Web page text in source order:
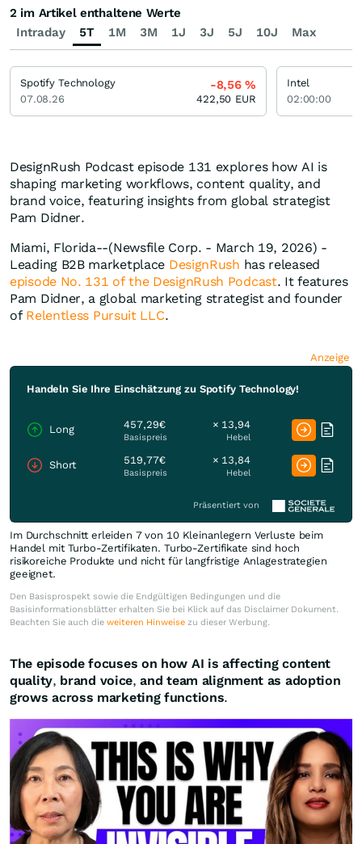
DesignRush Podcast episode 131 explores how AI is
shaping marketing workflows, content quality, and
brand voice, featuring insights from global strategist
Pam Didner.
Miami, Florida--(Newsfile Corp. - March 19, 2026) -
Leading B2B marketplace DesignRush has released
episode No. 131 of the DesignRush Podcast. It features
Pam Didner, a global marketing strategist and founder
of Relentless Pursuit LLC.
Anzeige
Handeln Sie Ihre Einschätzung zu Spotify Technology!
Long 457,29€
Basispreis
× 13,94
Hebel
Short 519,77€
Basispreis
× 13,84
Hebel
Präsentiert von
Im Durchschnitt erleiden 7 von 10 Kleinanlegern Verluste beim
Handel mit Turbo-Zertifikaten. Turbo-Zertifikate sind hoch
risikoreiche Produkte und nicht für langfristige Anlagestrategien
geeignet.
Den Basisprospekt sowie die Endgültigen Bedingungen und die
Basisinformationsblätter erhalten Sie bei Klick auf das Disclaimer Dokument.
Beachten Sie auch die weiteren Hinweise zu dieser Werbung.
The episode focuses on how AI is affecting content
quality, brand voice,and team alignment as adoption
grows across marketing functions.
Intraday 5T 1M 3M 1J 3J 5J 10J Max
2 im Artikel enthaltene Werte
Spotify Technology
07.08.26
-8,56%
422,50 EUR
Intel
02:00:00